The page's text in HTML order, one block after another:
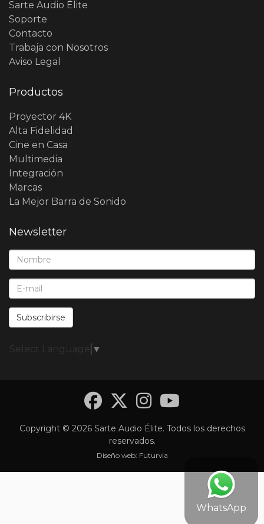
Sarte Audio Élite
Soporte
Contacto
Trabaja con Nosotros
Aviso Legal
Productos
Proyector 4K
Alta Fidelidad
Cine en Casa
Multimedia
Integración
Marcas
La Mejor Barra de Sonido
Newsletter
Nombre*:
E-Mail*:
Subscribirse
Select Language ▼
Facebook
Twitter
Copyright © 2026 Sarte Audio Élite. Todos los derechos
reservados.
Diseño web: Futurvia
WhatsApp